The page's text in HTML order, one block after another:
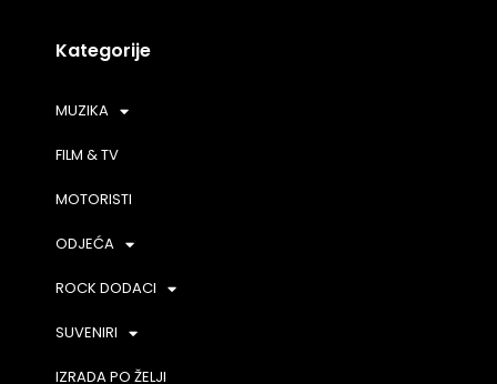
Kategorije
MUZIKA
FILM & TV
MOTORISTI
ODJEĆA
ROCK DODACI
SUVENIRI
IZRADA PO ŽELJI